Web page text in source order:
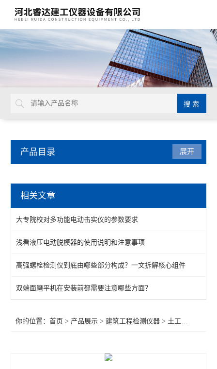
产品目录
混凝土板试验机
石家庄建筑试验仪器
恒温恒湿环境试验箱
耐碱网格布试验箱
气密性检测平台
展开
相关文章
大专院校对多功能电动击实仪的参数要求
浅看液压电动脱模器的使用说明和注意事项
高强螺栓检测仪到底由哪些部分构成？一文拆解核心组件
双端面磨平机在安装前都需要注意哪些方面？
你的位置：首页 > 产品展示 > 建筑工程检测仪器 > 土工布试验检测仪器